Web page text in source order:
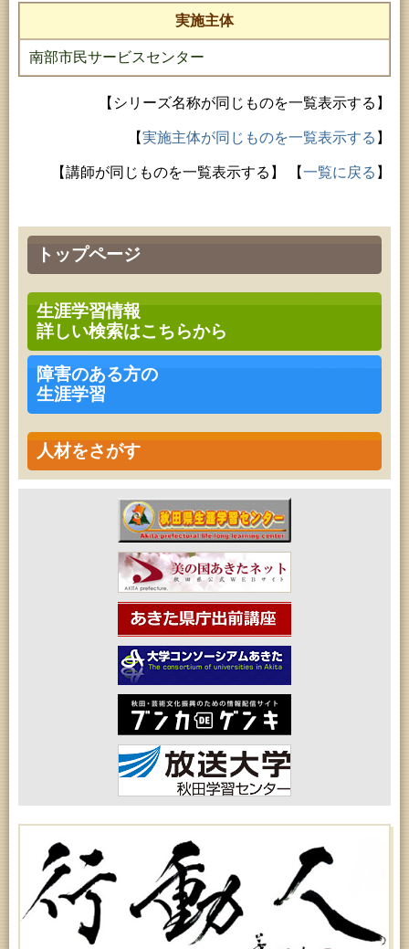
トップページ
生涯学習情報
詳しい検索はこちらから
障害のある方の
生涯学習
人材をさがす
実施主体
南部市民サービスセンター
【シリーズ名称が同じものを一覧表示する】
【実施主体が同じものを一覧表示する 】
【講師が同じものを一覧表示する】 【一覧に戻る 】